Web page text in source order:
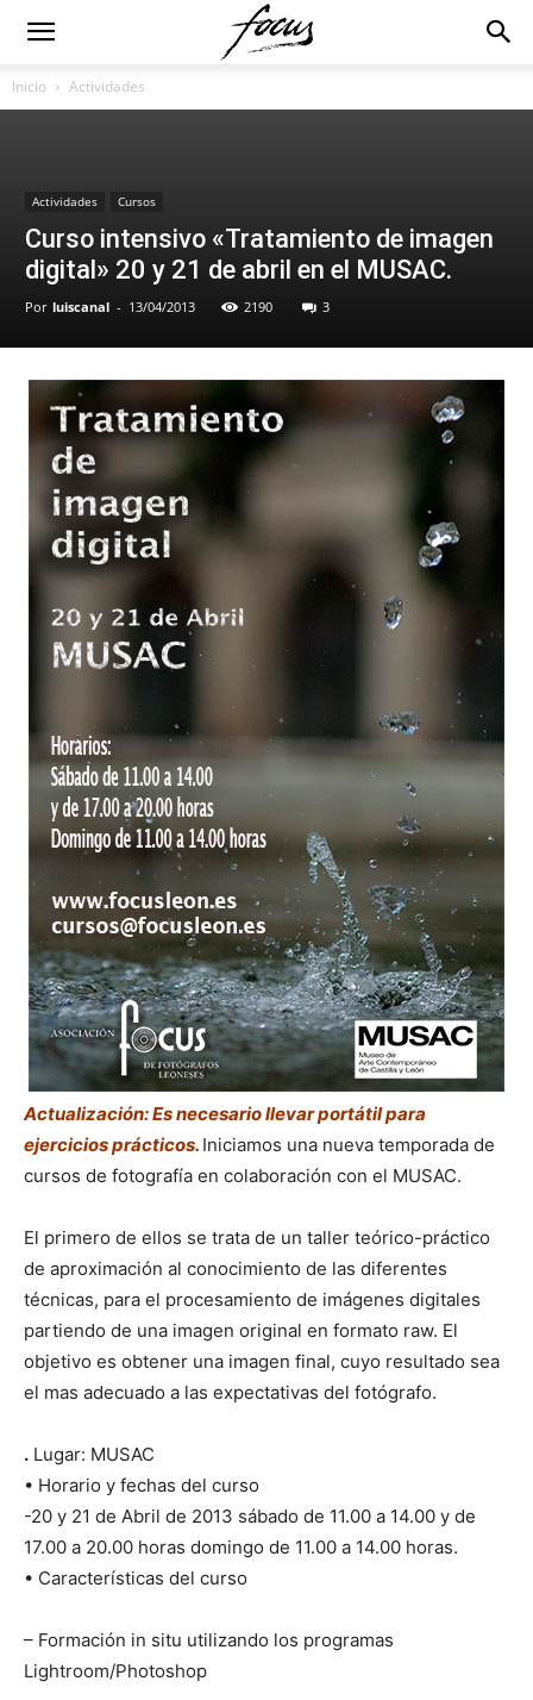
Inicio Actividades
Actividades Cursos
Curso intensivo «Tratamiento de imagen
digital» 20 y 21 de abril en el MUSAC.
Por luiscanal - 13/04/2013 2190 3
Actualización: Es necesario llevar portátil para
ejercicios prácticos. Iniciamos una nueva temporada de
cursos de fotografía en colaboración con el MUSAC.
El primero de ellos se trata de un taller teórico-práctico
de aproximación al conocimiento de las diferentes
técnicas, para el procesamiento de imágenes digitales
partiendo de una imagen original en formato raw. El
objetivo es obtener una imagen final, cuyo resultado sea
el mas adecuado a las expectativas del fotógrafo.
. Lugar: MUSAC
• Horario y fechas del curso
-20 y 21 de Abril de 2013 sábado de 11.00 a 14.00 y de
17.00 a 20.00 horas domingo de 11.00 a 14.00 horas.
• Características del curso
– Formación in situ utilizando los programas
Lightroom/Photoshop